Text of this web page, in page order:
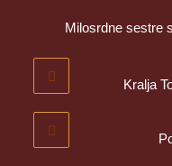
Milosrdne sestre
Kralja